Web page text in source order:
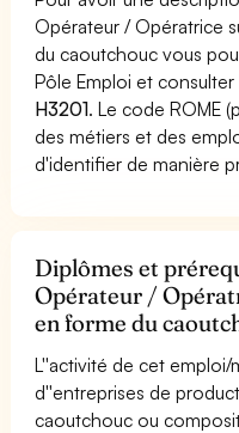
Opérateur / Opératrice
du caoutchouc vous
Pôle Emploi et
H3201. Le code ROME
des métiers et des
d'identifier de manière
Diplômes et
Opérateur /
en forme du
L''activité de cet emploi/
d''entreprises de
caoutchouc ou